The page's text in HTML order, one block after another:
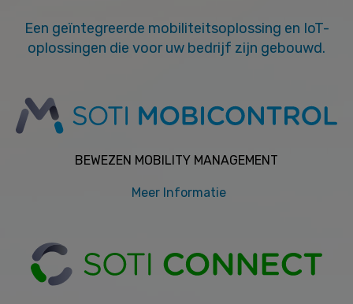
Een geïntegreerde mobiliteitsoplossing en IoT-
oplossingen die voor uw bedrijf zijn gebouwd.
BEWEZEN MOBILITY MANAGEMENT
Meer Informatie